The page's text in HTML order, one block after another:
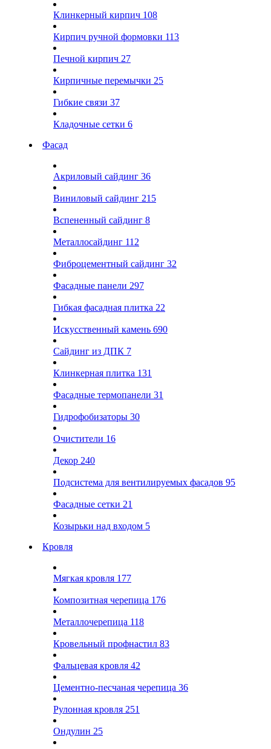
Клинкерный кирпич 108
Кирпич ручной формовки 113
Печной кирпич 27
Кирпичные перемычки 25
Гибкие связи 37
Кладочные сетки 6
Фасад
Акриловый сайдинг 36
Виниловый сайдинг 215
Вспененный сайдинг 8
Металлосайдинг 112
Фиброцементный сайдинг 32
Фасадные панели 297
Гибкая фасадная плитка 22
Искусственный камень 690
Сайдинг из ДПК 7
Клинкерная плитка 131
Фасадные термопанели 31
Гидрофобизаторы 30
Очистители 16
Декор 240
Подсистема для вентилируемых фасадов 95
Фасадные сетки 21
Козырьки над входом 5
Кровля
Мягкая кровля 177
Композитная черепица 176
Металлочерепица 118
Кровельный профнастил 83
Фальцевая кровля 42
Цементно-песчаная черепица 36
Рулонная кровля 251
Ондулин 25